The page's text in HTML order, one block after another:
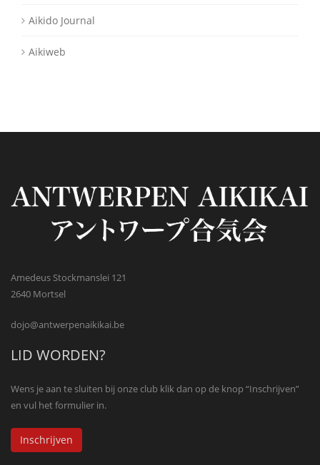
Aikido Journal
Aikiweb
Amedeus Stockmanslei 121
2640 Mortsel
dojo@antwerpenaikikai.be
LID WORDEN?
Wens je aan te sluiten bij onze club klik dan op de knop “Inschrijven”
en vul het formulier in.
Inschrijven